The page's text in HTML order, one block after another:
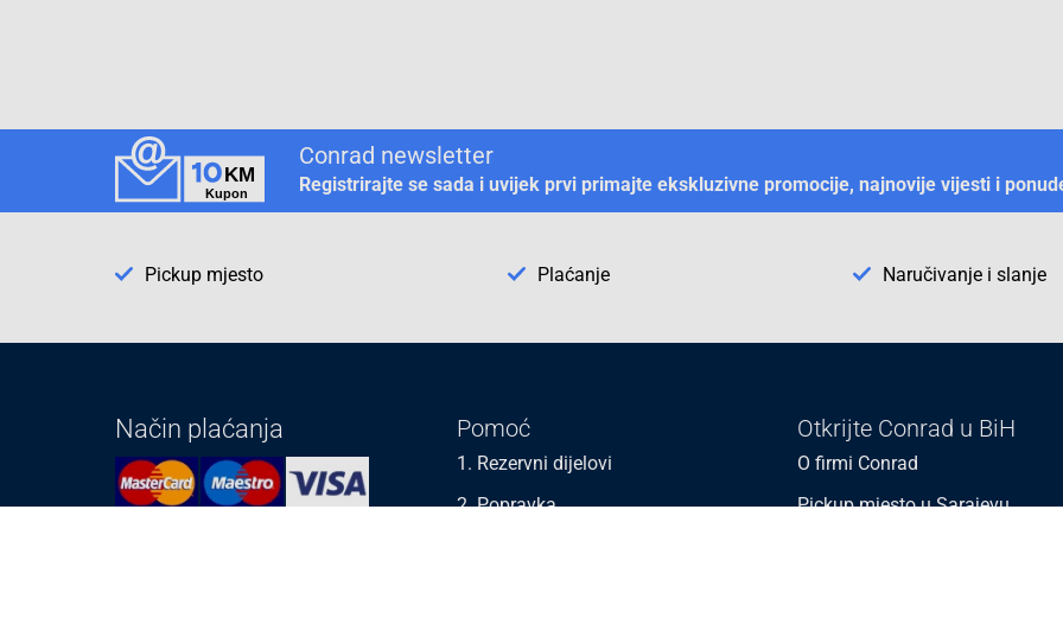
Conrad newsletter
Registrirajte se sada i uvijek prvi primajte ekskluzivne promocije, najnovije vijesti i
Pickup mjesto Plaćanje Naručivanje i slanje
Način plaćanja Pomoć
1. Rezervni dijelovi
2. Popravka
Otkrijte Conrad u BiH
O firmi Conrad
Pickup mjesto u Sarajevu